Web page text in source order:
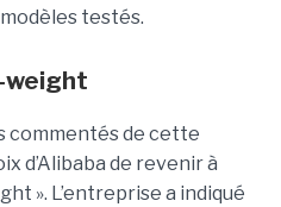
testés.
weight
commentés de cette
d’Alibaba de revenir à
». L’entreprise a indiqué